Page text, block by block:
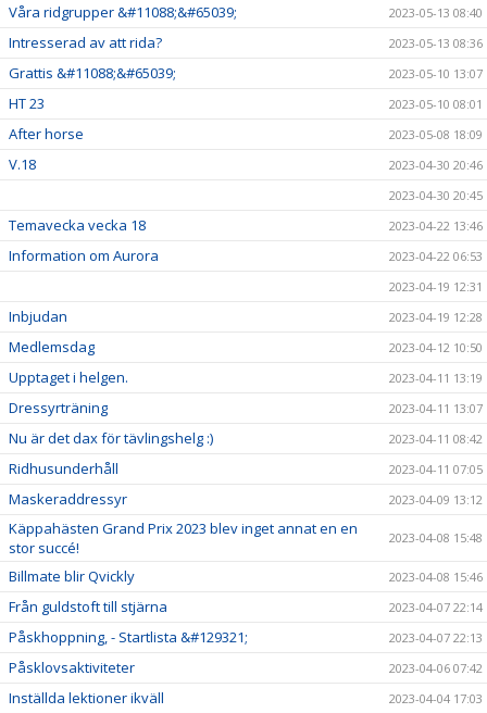
Våra ridgrupper &#11088;&#65039; 2023-05-13 08:40
Intresserad av att rida? 2023-05-13 08:36
Grattis &#11088;&#65039; 2023-05-10 13:07
HT 23 2023-05-10 08:01
After horse 2023-05-08 18:09
V.18
2023-04-30 20:46
2023-04-30 20:45
Temavecka vecka 18 2023-04-22 13:46
Information om Aurora
2023-04-22 06:53
2023-04-19 12:31
Inbjudan 2023-04-19 12:28
Medlemsdag 2023-04-12 10:50
Upptaget i helgen. 2023-04-11 13:19
Dressyrträning 2023-04-11 13:07
Nu är det dax för tävlingshelg :) 2023-04-11 08:42
Ridhusunderhåll 2023-04-11 07:05
Maskeraddressyr 2023-04-09 13:12
Käppahästen Grand Prix 2023 blev inget annat en en
stor succé!
2023-04-08 15:48
Billmate blir Qvickly 2023-04-08 15:46
Från guldstoft till stjärna 2023-04-07 22:14
Påskhoppning, - Startlista &#129321; 2023-04-07 22:13
Påsklovsaktiviteter 2023-04-06 07:42
Inställda lektioner ikväll 2023-04-04 17:03